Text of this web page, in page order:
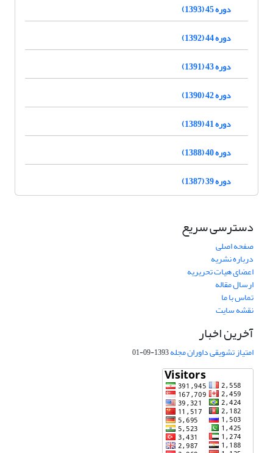
دوره 45 (1393)
دوره 44 (1392)
دوره 43 (1391)
دوره 42 (1390)
دوره 41 (1389)
دوره 40 (1388)
دوره 39 (1387)
دسترسی سریع
صفحه اصلی
درباره نشریه
اعضای هیات تحریریه
ارسال مقاله
تماس با ما
نقشه سایت
آخرین اخبار
امتیاز تشویقی داوران مجله1393-09-01